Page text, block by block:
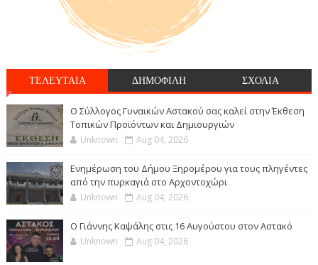
ΤΕΛΕΥΤΑΙΑ ΔΗΜΟΦΙΛΗ ΣΧΟΛΙΑ
Ο Σύλλογος Γυναικών Αστακού σας καλεί στην Έκθεση
Τοπικών Προϊόντων και Δημιουργιών
Unknown Aug 04, 2026
Ενημέρωση του Δήμου Ξηρομέρου για τους πληγέντες
από την πυρκαγιά στο Αρχοντοχώρι
Unknown Aug 04, 2026
Ο Γιάννης Καψάλης στις 16 Αυγούστου στον Αστακό
Unknown Aug 04, 2026